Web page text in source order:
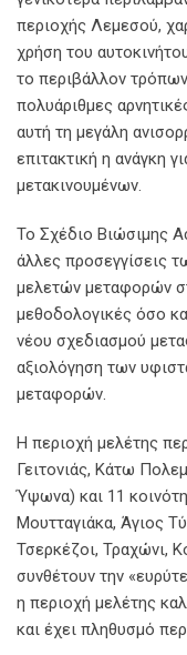
περιοχής Λεμεσού,
χρήση του
το περιβάλλον
πολυάριθμες
αυτή τη μεγάλη
επιτακτική η ανάγκη
μετακινουμένων.
Το Σχέδιο Βιώσιμης
άλλες προσεγγίσεις
μελετών μεταφορών
μεθοδολογικές όσο
νέου σχεδιασμού
αξιολόγηση των
μεταφορών.
Η περιοχή μελέτης
Γειτονιάς, Κάτω
Ύψωνα) και 11
Μουτταγιάκα, Άγιος
Τσερκέζοι, Τραχώνι,
συνθέτουν την
η περιοχή μελέτης
και έχει πληθυσμό